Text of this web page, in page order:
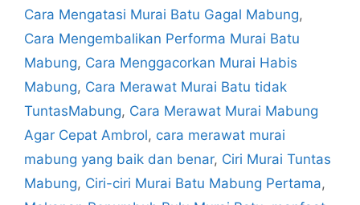
Cara Mengatasi Murai Batu Gagal Mabung,
Cara Mengembalikan Performa Murai Batu
Mabung, Cara Menggacorkan Murai Habis
Mabung, Cara Merawat Murai Batu tidak
TuntasMabung, Cara Merawat Murai Mabung
Agar Cepat Ambrol, cara merawat murai
mabung yang baik dan benar, Ciri Murai Tuntas
Mabung, Ciri-ciri Murai Batu Mabung Pertama,